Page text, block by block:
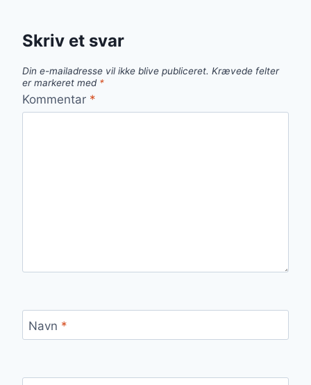
Skriv et svar
Din e-mailadresse vil ikke blive publiceret. Krævede felter
er markeret med *
Kommentar *
Navn *